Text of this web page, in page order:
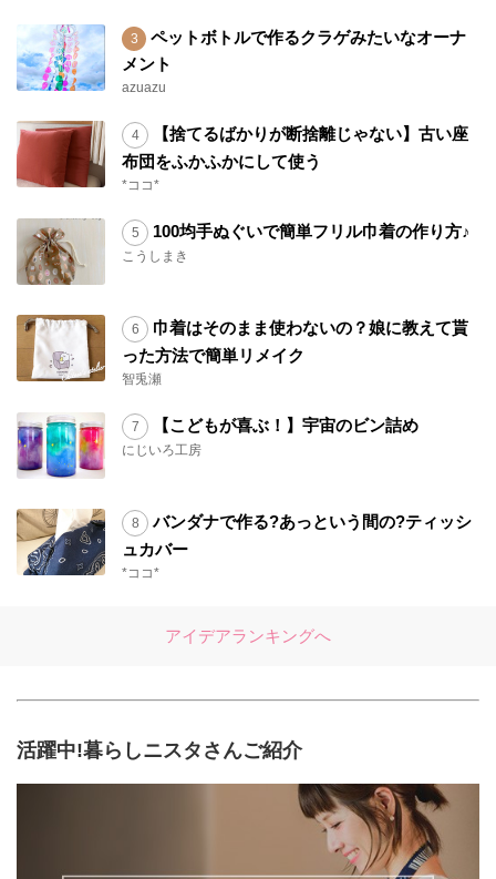
ペットボトルで作るクラゲみたいなオーナ
メント
azuazu
【捨てるばかりが断捨離じゃない】古い座
布団をふかふかにして使う
*ココ*
100均手ぬぐいで簡単フリル巾着の作り方♪
こうしまき
巾着はそのまま使わないの？娘に教えて貰
った方法で簡単リメイク
智兎瀬
【こどもが喜ぶ！】宇宙のビン詰め
にじいろ工房
バンダナで作る?あっという間の?ティッシ
ュカバー
*ココ*
アイデアランキングへ
活躍中!暮らしニスタさんご紹介